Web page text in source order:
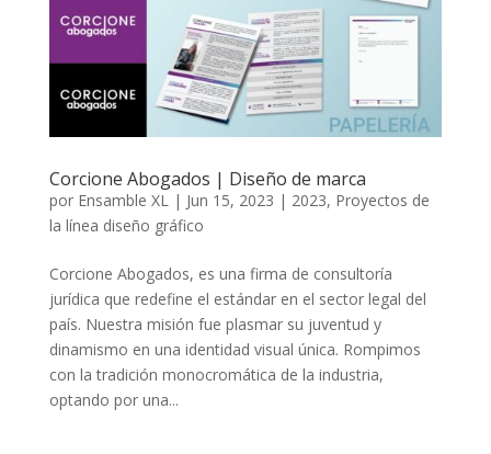
Corcione Abogados | Diseño de marca
por Ensamble XL | Jun 15, 2023 | 2023, Proyectos de
la línea diseño gráfico
Corcione Abogados, es una firma de consultoría
jurídica que redefine el estándar en el sector legal del
país. Nuestra misión fue plasmar su juventud y
dinamismo en una identidad visual única. Rompimos
con la tradición monocromática de la industria,
optando por una...